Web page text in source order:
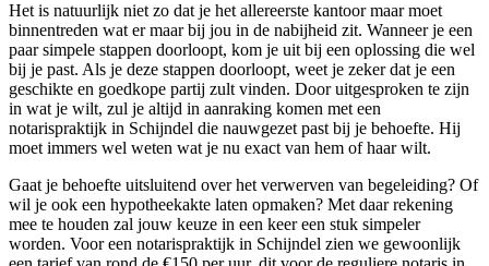
Het is natuurlijk niet zo dat je het allereerste kantoor maar moet
binnentreden wat er maar bij jou in de nabijheid zit. Wanneer je een
paar simpele stappen doorloopt, kom je uit bij een oplossing die wel
bij je past. Als je deze stappen doorloopt, weet je zeker dat je een
geschikte en goedkope partij zult vinden. Door uitgesproken te zijn
in wat je wilt, zul je altijd in aanraking komen met een
notarispraktijk in Schijndel die nauwgezet past bij je behoefte. Hij
moet immers wel weten wat je nu exact van hem of haar wilt.
Gaat je behoefte uitsluitend over het verwerven van begeleiding? Of
wil je ook een hypotheekakte laten opmaken? Met daar rekening
mee te houden zal jouw keuze in een keer een stuk simpeler
worden. Voor een notarispraktijk in Schijndel zien we gewoonlijk